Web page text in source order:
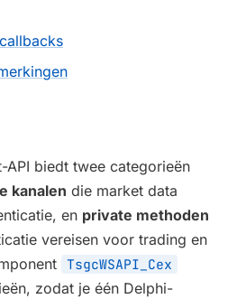
API biedt twee categorieën
kanalen die market data
en private methoden
vereisen voor trading en
TsgcWSAPI_Cex
zodat je één Delphi-